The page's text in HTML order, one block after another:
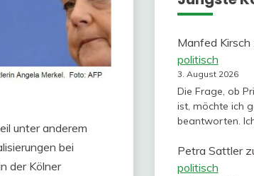
unter anderem
bei
der Kölner
Manfed Kirsch
politisch
3. August 2026
Die Frage, ob
ist, möchte ich
beantworten.
Petra Sattler
politisch